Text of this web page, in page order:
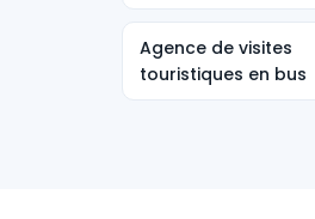
Agence de visites
touristiques en bus